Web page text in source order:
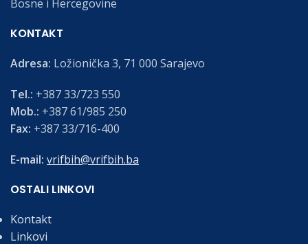
Bosne i Hercegovine
KONTAKT
Adresa: Ložionička 3, 71 000 Sarajevo
Tel.: +387 33/723 550
Mob.: +387 61/985 250
Fax: +387 33/716-400
E-mail: vrifbih@vrifbih.ba
OSTALI LINKOVI
Kontakt
Linkovi